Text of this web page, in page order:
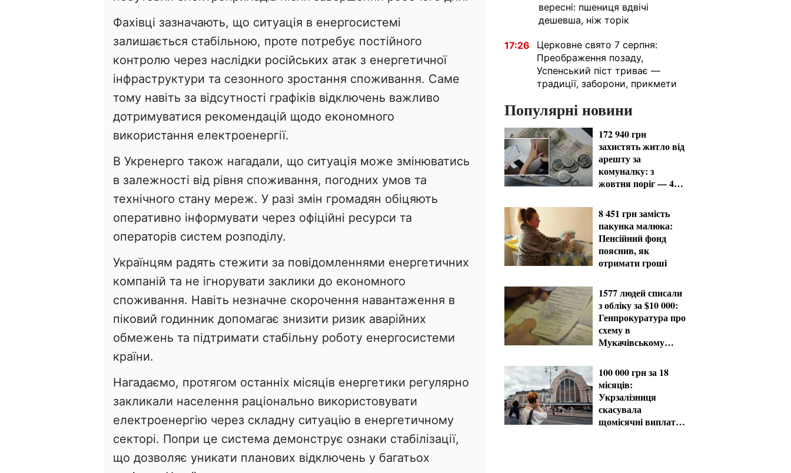
Фахівці зазначають, що ситуація в енергосистемі
залишається стабільною, проте потребує постійного
контролю через наслідки російських атак з енергетичної
інфраструктури та сезонного зростання споживання. Саме
тому навіть за відсутності графіків відключень важливо
дотримуватися рекомендацій щодо економного
використання електроенергії.
В Укренерго також нагадали, що ситуація може змінюватись
в залежності від рівня споживання, погодних умов та
технічного стану мереж. У разі змін громадян обіцяють
оперативно інформувати через офіційні ресурси та
операторів систем розподілу.
Українцям радять стежити за повідомленнями енергетичних
компаній та не ігнорувати заклики до економного
споживання. Навіть незначне скорочення навантаження в
піковий годинник допомагає знизити ризик аварійних
обмежень та підтримати стабільну роботу енергосистеми
країни.
Нагадаємо, протягом останніх місяців енергетики регулярно
закликали населення раціонально використовувати
електроенергію через складну ситуацію в енергетичному
секторі. Попри це система демонструє ознаки стабілізації,
що дозволяє уникати планових відключень у багатьох
вересні: пшениця вдвічі
дешевша, ніж торік
17:26
Церковне свято 7 серпня:
Преображення позаду,
Успенський піст триває —
традиції, заборони, прикмети
Популярні новини
172 940 грн
захистять житло від
арешту за
комуналку: з
жовтня поріг — 432
8 451 грн замість
пакунка малюка:
Пенсійний фонд
пояснив, як
отримати гроші
1577 людей списали
з обліку за $10 000:
Генпрокуратура про
схему в
Мукачівському
100 000 грн за 18
місяців:
Укрзалізниця
скасувала
щомісячні виплати